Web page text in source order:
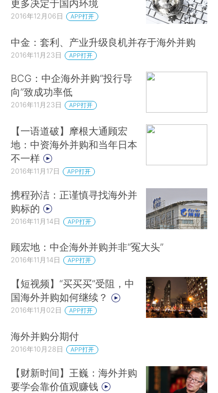
更多决定于国内环境
2016年12月06日 APP打开
中金：套利、产业升级良机并存于海外并购
2016年11月23日 APP打开
BCG：中企海外并购“投行导
向”致成功率低
2016年11月23日 APP打开
【一语道破】摩根大通顾宏
地：中资海外并购和当年日本
不一样
2016年11月17日 APP打开
携程孙洁：正谨慎寻找海外并
购标的
2016年11月14日 APP打开
顾宏地：中企海外并购并非“冤大头”
2016年11月14日 APP打开
【短视频】“买买买”受阻，中
国海外并购如何继续？
2016年11月02日 APP打开
海外并购分期付
2016年10月28日 APP打开
【财新时间】王巍：海外并购
要学会靠价值观赚钱